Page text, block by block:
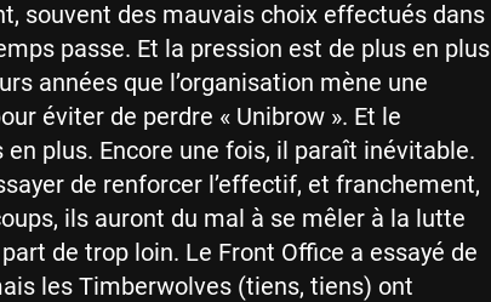
souvent des mauvais choix effectués dans
passe. Et la pression est de plus en plus
années que l’organisation mène une
éviter de perdre « Unibrow ». Et le
plus. Encore une fois, il paraît inévitable.
de renforcer l’effectif, et franchement,
ils auront du mal à se mêler à la lutte
de trop loin. Le Front Office a essayé de
les Timberwolves (tiens, tiens) ont